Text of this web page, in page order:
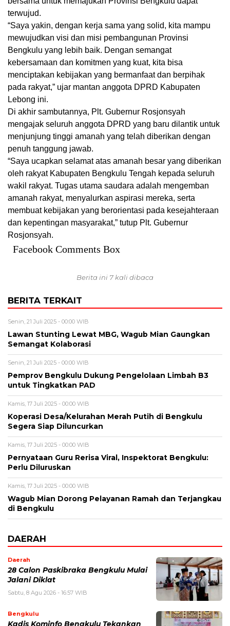
terwujud.
“Saya yakin, dengan kerja sama yang solid, kita mampu
mewujudkan visi dan misi pembangunan Provinsi
Bengkulu yang lebih baik. Dengan semangat
kebersamaan dan komitmen yang kuat, kita bisa
menciptakan kebijakan yang bermanfaat dan berpihak
pada rakyat,” ujar mantan anggota DPRD Kabupaten
Lebong ini.
Di akhir sambutannya, Plt. Gubernur Rosjonsyah
mengajak seluruh anggota DPRD yang baru dilantik untuk
menjunjung tinggi amanah yang telah diberikan dengan
penuh tanggung jawab.
“Saya ucapkan selamat atas amanah besar yang diberikan
oleh rakyat Kabupaten Bengkulu Tengah kepada seluruh
wakil rakyat. Tugas utama saudara adalah mengemban
amanah rakyat, menyalurkan aspirasi mereka, serta
membuat kebijakan yang berorientasi pada kesejahteraan
dan kepentingan masyarakat,” tutup Plt. Gubernur
Rosjonsyah.
Facebook Comments Box
Berita ini 7 kali dibaca
BERITA TERKAIT
Senin, 21 Juli 2025 - 00:00 WIB
Lawan Stunting Lewat MBG, Wagub Mian Gaungkan
Semangat Kolaborasi
Senin, 21 Juli 2025 - 00:00 WIB
Pemprov Bengkulu Dukung Pengelolaan Limbah B3
untuk Tingkatkan PAD
Kamis, 17 Juli 2025 - 00:00 WIB
Koperasi Desa/Kelurahan Merah Putih di Bengkulu
Segera Siap Diluncurkan
Kamis, 17 Juli 2025 - 00:00 WIB
Pernyataan Guru Rerisa Viral, Inspektorat Bengkulu:
Perlu Diluruskan
Kamis, 17 Juli 2025 - 00:00 WIB
Wagub Mian Dorong Pelayanan Ramah dan Terjangkau
di Bengkulu
DAERAH
Daerah
28 Calon Paskibraka Bengkulu Mulai
Jalani Diklat
Sabtu, 8 Agu 2026 - 16:57 WIB
Bengkulu
Kadis Kominfo Bengkulu Tekankan